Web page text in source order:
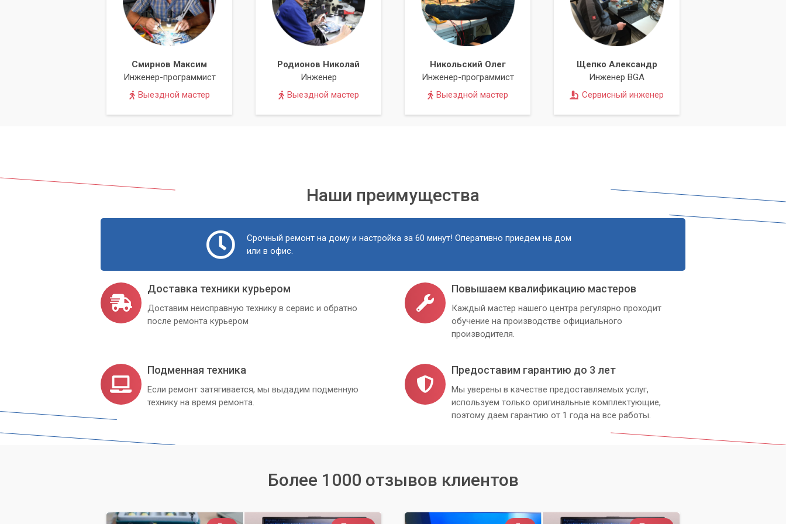
Смирнов Максим
Инженер-программист
Выездной мастер
Родионов Николай
Инженер
Выездной мастер
Никольский Олег
Инженер-программист
Выездной мастер
Щепко Александр
Инженер BGA
Сервисный инженер
Наши преимущества
Срочный ремонт на дому и настройка за 60 минут! Оперативно приедем на дом
или в офис.
Доставка техники курьером
Доставим неисправную технику в сервис и обратно
после ремонта курьером
Повышаем квалификацию мастеров
Каждый мастер нашего центра регулярно проходит
обучение на производстве официального
производителя.
Подменная техника
Если ремонт затягивается, мы выдадим подменную
технику на время ремонта.
Предоставим гарантию до 3 лет
Мы уверены в качестве предоставляемых услуг,
используем только оригинальные комплектующие,
поэтому даем гарантию от 1 года на все работы.
Более 1000 отзывов клиентов